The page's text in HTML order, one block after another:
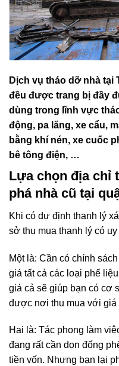
Dịch vụ tháo dỡ nhà tại
đều được trang bị đầy
dùng trong lĩnh vực
động, pa lăng, xe cẩu,
bằng khí nén, xe cuốc
bê tông điện, …
Lựa chọn địa chỉ
phá nhà cũ tại
Khi có dự định thanh lý
sở thu mua thanh lý có
Một là: Cần có chính
giá tất cả các loại phế
giá cả sẽ giúp bạn có cơ
được nơi thu mua với giá
Hai là: Tác phong làm
đang rất cần dọn đống
tiền vốn. Nhưng bạn lại